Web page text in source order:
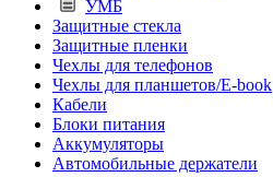
УМБ
Защитные стекла
Защитные пленки
Чехлы для телефонов
Чехлы для планшетов/E-book
Кабели
Блоки питания
Аккумуляторы
Автомобильные держатели